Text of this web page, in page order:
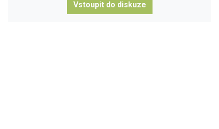
Vstoupit do diskuze